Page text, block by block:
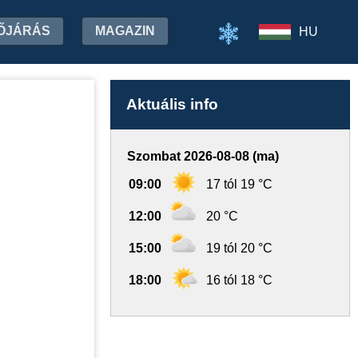
MAGAZIN HU
Aktuális info
Szombat 2026-08-08 (ma)
09:00 17 tól 19 °C
12:00 20 °C
15:00 19 tól 20 °C
18:00 16 tól 18 °C